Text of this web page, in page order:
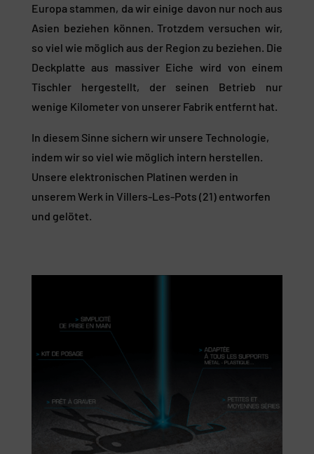
Europa stammen, da wir einige davon nur noch aus
Asien beziehen können. Trotzdem versuchen wir,
so viel wie möglich aus der Region zu beziehen. Die
Deckplatte aus massiver Eiche wird von einem
Tischler hergestellt, der seinen Betrieb nur
wenige Kilometer von unserer Fabrik entfernt hat.
In diesem Sinne sichern wir unsere Technologie,
indem wir so viel wie möglich intern herstellen.
Unsere elektronischen Platinen werden in
unserem Werk in Villers-Les-Pots (21) entworfen
und gelötet.